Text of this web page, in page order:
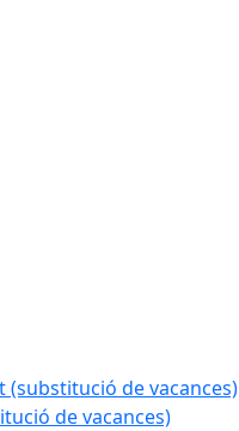
(substitució de vacances)
de vacances)